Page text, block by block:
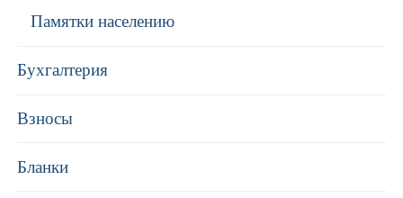
Памятки населению
Бухгалтерия
Взносы
Бланки